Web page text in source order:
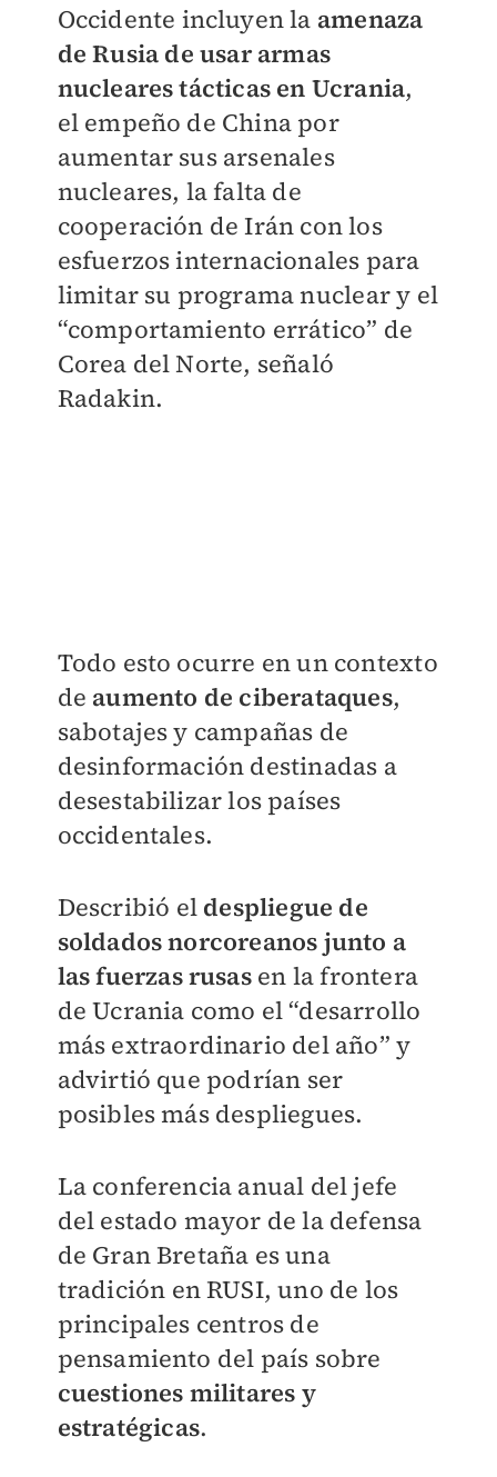
Occidente incluyen la amenaza
deRusia de usar armas
nucleares tácticas en Ucrania,
el empeño de China por
aumentar sus arsenales
nucleares, la falta de
cooperación de Irán con los
esfuerzos internacionales para
limitar su programa nuclear y el
“comportamiento errático” de
Corea del Norte, señaló
Radakin.
Todo esto ocurre en un contexto
de aumento de ciberataques,
sabotajes y campañas de
desinformación destinadas a
desestabilizar los países
occidentales.
Describió el despliegue de
soldados norcoreanos junto a
las fuerzas rusas en la frontera
de Ucrania como el “desarrollo
más extraordinario del año” y
advirtió que podrían ser
posibles más despliegues.
La conferencia anual del jefe
del estado mayor de la defensa
de Gran Bretaña es una
tradición en RUSI, uno de los
principales centros de
pensamiento del país sobre
cuestiones militares y
estratégicas.